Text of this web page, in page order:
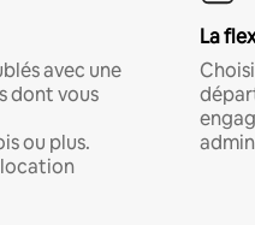
avec une
dont vous
ou plus.
La